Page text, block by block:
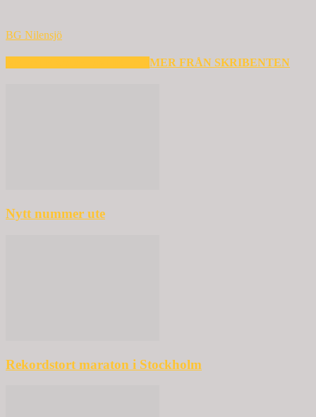
BG Nilensjö
MER FRÅN SKRIBENTEN
Nytt nummer ute
Rekordstort maraton i Stockholm